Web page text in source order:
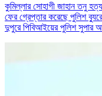
কুমিল্লার সোহাগী জাহান তনু
ফের গ্রেপ্তার করেছে পুলিশ
দুপুরে পিবিআইয়ের পুলিশ সুপার